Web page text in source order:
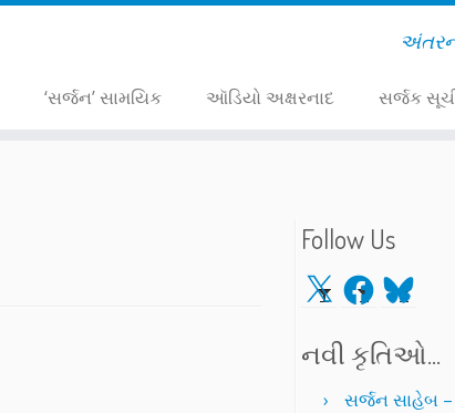
‘સર્જન’ સામયિક ઑડિયો અક્ષરનાદ સર્જક
Follow Us
X Facebook
Bluesky
નવી કૃતિઓ…
સર્જન સાહેબ –